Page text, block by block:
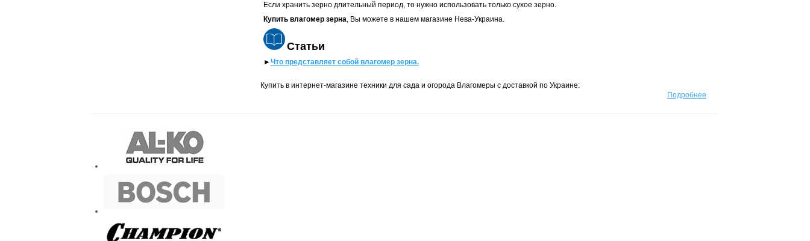
Если хранить зерно длительный период, то нужно использовать только сухое зерно.
Купить влагомер зерна, Вы можете в нашем магазине Нева-Украина.
Статьи
►Что представляет собой влагомер зерна.
Купить в интернет-магазине техники для сада и огорода Влагомеры с доставкой по Украине:
Подробнее